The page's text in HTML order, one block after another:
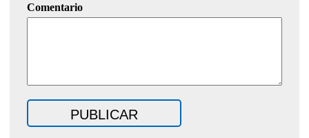
Comentario